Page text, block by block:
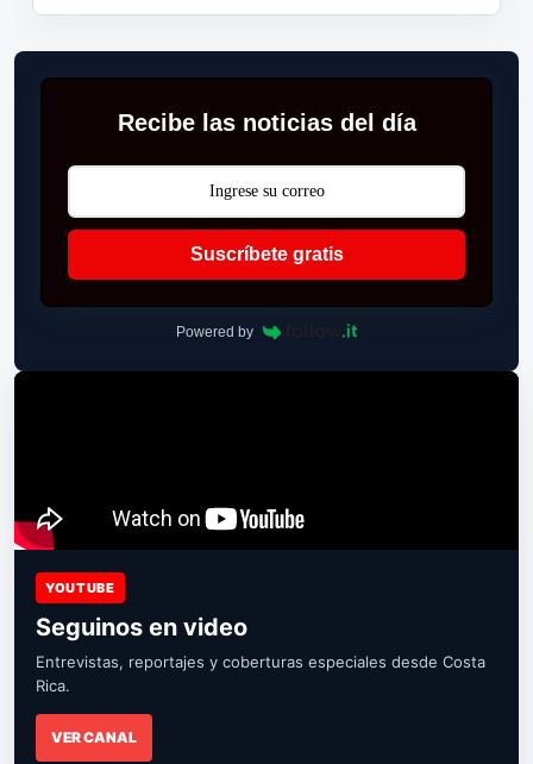
Recibe las noticias del día
Suscríbete gratis
Powered by
YOUTUBE
Seguinos en video
Entrevistas, reportajes y coberturas especiales desde Costa
Rica.
VER CANAL